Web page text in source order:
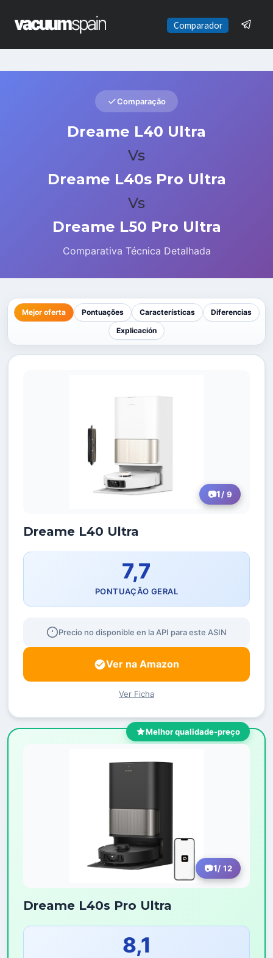
contenido
Comparador
Comparação
Dreame L40 Ultra
Vs
Dreame L40s Pro Ultra
Vs
Dreame L50 Pro Ultra
Comparativa Técnica Detalhada
Mejor oferta Pontuações Características
Diferencias
Explicación
1/ 9
Dreame L40 Ultra
7,7
PONTUAÇÃO GERAL
Precio no disponible en la API para este ASIN
Ver na Amazon
Ver Ficha
Melhor qualidade-preço
1/ 12
Dreame L40s Pro Ultra
8,1